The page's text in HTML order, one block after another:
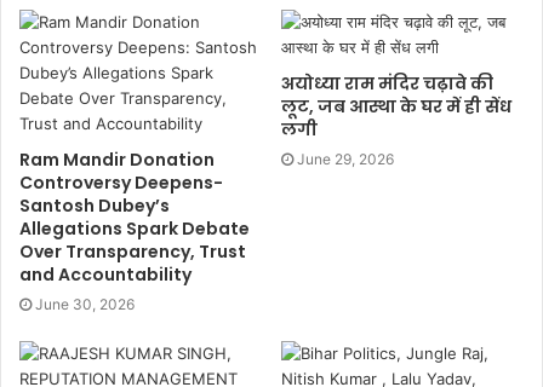
Ram Mandir Donation
Controversy Deepens-
Santosh Dubey’s
Allegations Spark Debate
Over Transparency, Trust
and Accountability
June 30, 2026
अयोध्या राम मंदिर चढ़ावे की
लूट, जब आस्था के घर में ही सेंध
लगी
June 29, 2026